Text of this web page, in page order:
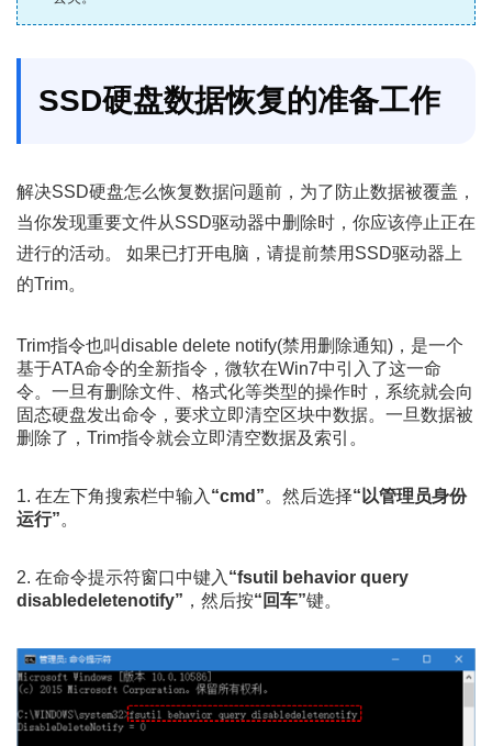
SSD硬盘数据恢复的准备工作
解决SSD硬盘怎么恢复数据问题前，为了防止数据被覆盖，
当你发现重要文件从SSD驱动器中删除时，你应该停止正在
进行的活动。 如果已打开电脑，请提前禁用SSD驱动器上
的Trim。
Trim指令也叫disable delete notify(禁用删除通知)，是一个
基于ATA命令的全新指令，微软在Win7中引入了这一命
令。一旦有删除文件、格式化等类型的操作时，系统就会向
固态硬盘发出命令，要求立即清空区块中数据。一旦数据被
删除了，Trim指令就会立即清空数据及索引。
1. 在左下角搜索栏中输入 “cmd”。然后选择“以管理员身份
运行”。
2. 在命令提示符窗口中键入 “fsutil behavior query
disabledeletenotify” ，然后按“回车”键。